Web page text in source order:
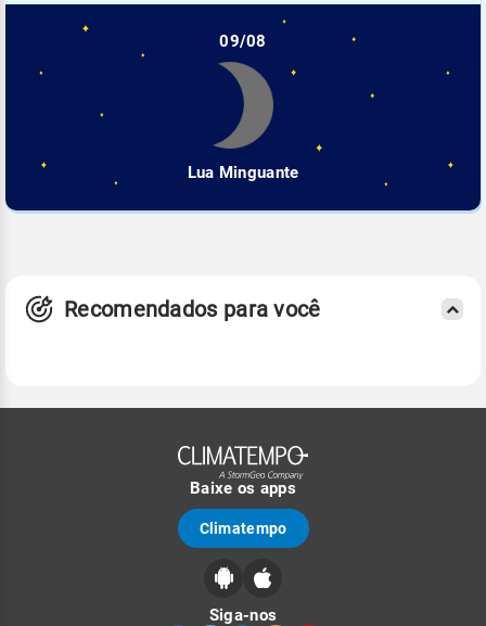
09/08
Lua Minguante
Recomendados para você
Baixe os apps
Climatempo
Siga-nos